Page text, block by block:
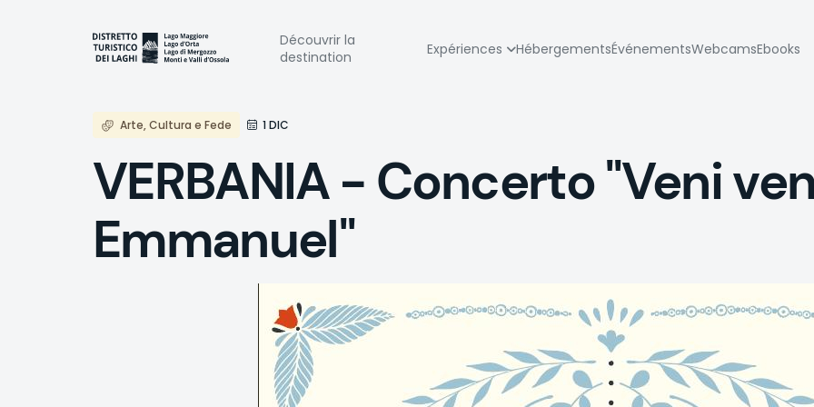
Navigazione
principale
Découvrir la
destination
Expériences HébergementsÉvénementsWebcamsEbooks
Arte, Cultura e Fede 1 DIC
VERBANIA - Concerto "Veni
Emmanuel"